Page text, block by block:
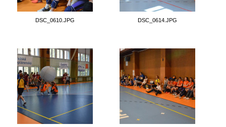
DSC_0610.JPG DSC_0614.JPG